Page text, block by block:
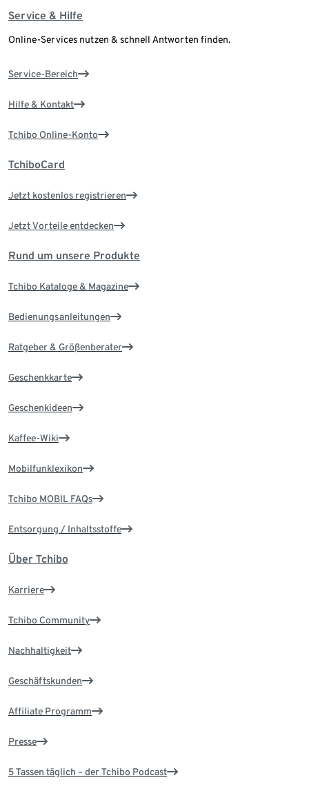
Service & Hilfe
Online-Services nutzen & schnell Antworten finden.
Service-Bereich
Hilfe & Kontakt
Tchibo Online-Konto
TchiboCard
Jetzt kostenlos registrieren
Jetzt Vorteile entdecken
Rund um unsere Produkte
Tchibo Kataloge & Magazine
Bedienungsanleitungen
Ratgeber & Größenberater
Geschenkkarte
Geschenkideen
Kaffee-Wiki
Mobilfunklexikon
Tchibo MOBIL FAQs
Entsorgung / Inhaltsstoffe
Über Tchibo
Karriere
Tchibo Community
Nachhaltigkeit
Geschäftskunden
Affiliate Programm
Presse
5 Tassen täglich – der Tchibo Podcast